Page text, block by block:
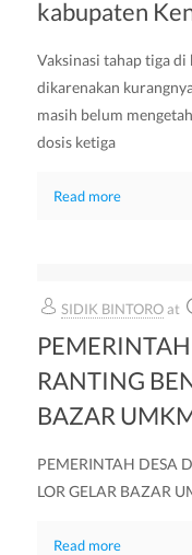
kabupaten
Vaksinasi tahap tiga
dikarenakan
masih belum
dosis ketiga
Read more
SIDIK BINTORO at
RANTING
BAZAR
PEMERINTAH DESA
LOR GELAR BAZAR
Read more